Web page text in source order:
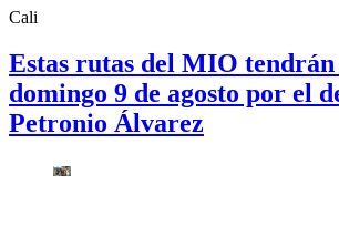
Cali
Estas rutas del MIO tendrán
domingo 9 de agosto por el
Petronio Álvarez